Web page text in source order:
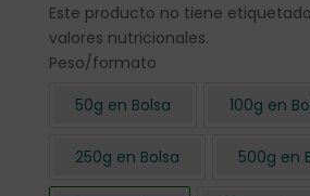
Este producto no tiene
valores nutricionales.
Peso/formato
50g en Bolsa
100g en
250g en Bolsa 500g en